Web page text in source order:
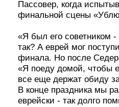
Пассовер, когда
финальной сцены
«Я был его советником
так? А еврей мог
финала. Но после
«Я поеду домой, чтобы
все еще держат обиду
В конце праздника мы
еврейски - так долго